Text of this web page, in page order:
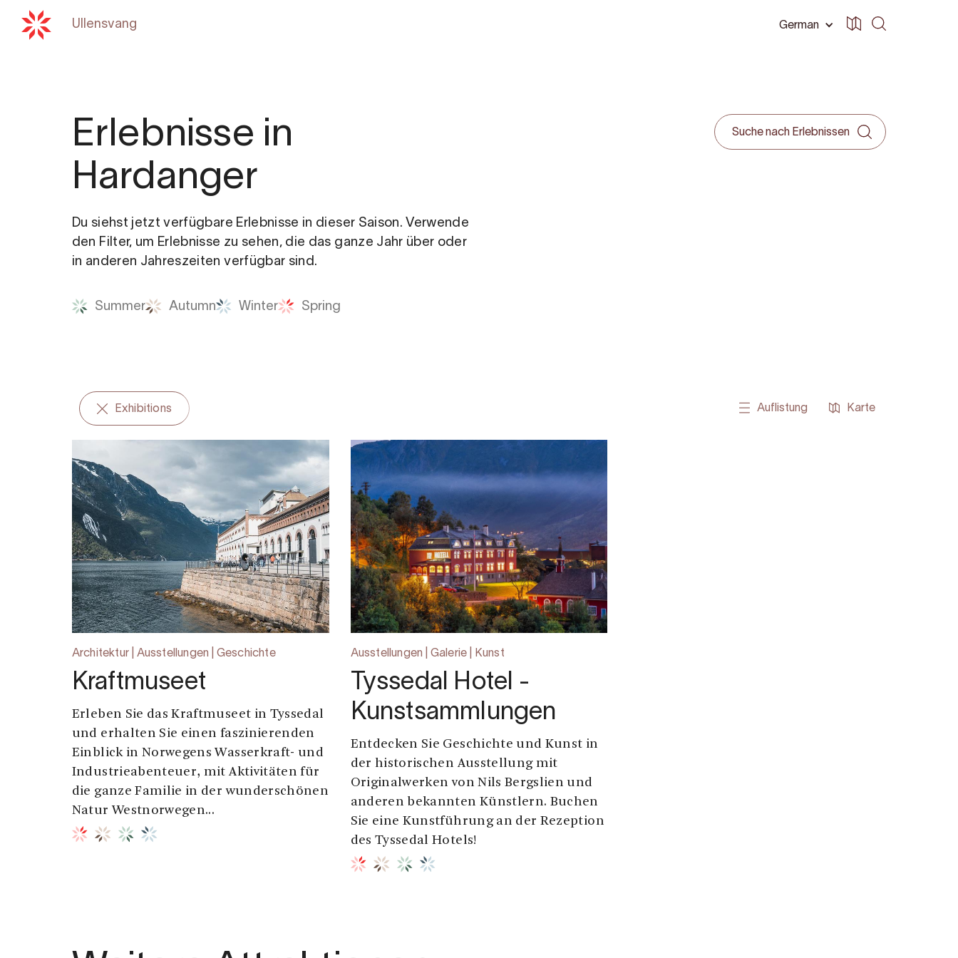
German
Ullensvang
Erlebnisse in
Hardanger
Du siehst jetzt verfügbare Erlebnisse in dieser Saison. Verwende
den Filter, um Erlebnisse zu sehen, die das ganze Jahr über oder
in anderen Jahreszeiten verfügbar sind.
Summer Autumn Winter Spring
Exhibitions Auflistung Karte
Architektur | Ausstellungen | Geschichte
Kraftmuseet
Erleben Sie das Kraftmuseet in Tyssedal
und erhalten Sie einen faszinierenden
Einblick in Norwegens Wasserkraft- und
Industrieabenteuer, mit Aktivitäten für
die ganze Familie in der wunderschönen
Natur Westnorwegen...
Ausstellungen | Galerie | Kunst
Tyssedal Hotel -
Kunstsammlungen
Entdecken Sie Geschichte und Kunst in
der historischen Ausstellung mit
Originalwerken von Nils Bergslien und
anderen bekannten Künstlern. Buchen
Sie eine Kunstführung an der Rezeption
des Tyssedal Hotels!